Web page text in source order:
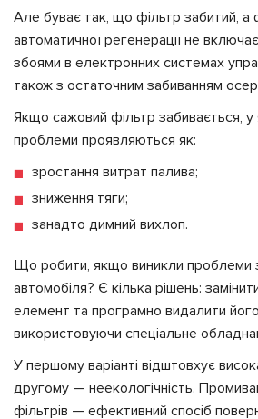
Але буває так, що фільтр забитий, а
автоматичної регенерації не
збоями в електронних системах
також з остаточним забиванням
Якщо сажовий фільтр забивається, у
проблеми проявляються як:
зростання витрат палива;
зниження тяги;
занадто димний вихлоп.
Що робити, якщо виникли проблеми
автомобіля? Є кілька рішень:
елемент та програмно видалити
використовуючи спеціальне
У першому варіанті відштовхує
другому — неекологічність.
фільтрів — ефективний спосіб